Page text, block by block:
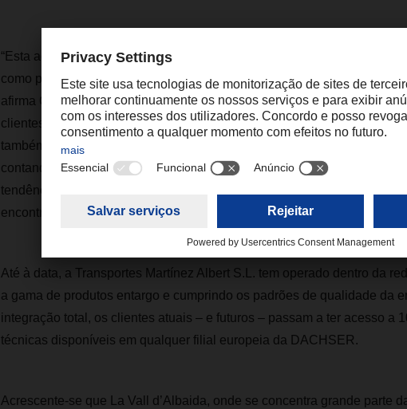
“Esta aquisição não só fortalece a rede de transportes próprios da
como proporciona, também, uma base sólida para expandir a sua
afirma Celestino Silva, Managing Director European Logistics Iberia
clientes, isto significa ter um acesso mais direto à rede de distribuição
também a nível mundial. Poderão desenvolver a sua estratégia
contando sempre com a elevada qualidade de serviço da DACHSER",
tendência das empresas locais para a exportação, especialmente no
encontra-se estrategicamente posicionada para apoiar e potenciar este
Até à data, a Transportes Martínez Albert S.L. tem operado dentro da
a gama de produtos entargo e cumprindo os padrões de qualidade da
integração total, os clientes atuais – e futuros – passam a ter acesso a
técnicas disponíveis em qualquer filial europeia da DACHSER.
Acrescente-se que La Vall d’Albaida, onde se concentra grande parte